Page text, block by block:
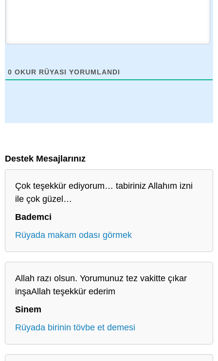
0 OKUR RÜYASI YORUMLANDI
Destek Mesajlarınız
Çok teşekkür ediyorum… tabiriniz Allahım izni
ile çok güzel…
Bademci
Rüyada makam odası görmek
Allah razı olsun. Yorumunuz tez vakitte çıkar
inşaAllah teşekkür ederim
Sinem
Rüyada birinin tövbe et demesi